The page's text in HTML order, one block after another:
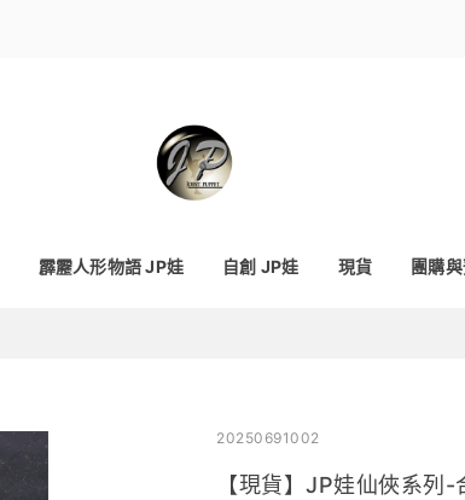
霹靂人形物語 JP娃 自創 JP娃 現貨 團購
20250691002
【現貨】JP娃仙俠系列